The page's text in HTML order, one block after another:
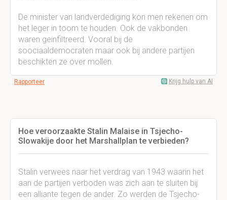
De minister van landverdediging kon men rekenen om
het leger in toom te houden. Ook de vakbonden
waren geinfiltreerd. Vooral bij de
soociaaldemocraten maar ook bij andere partijen
beschikten ze over mollen.
Rapporteer Krijg hulp van AI
Hoe veroorzaakte Stalin Malaise in Tsjecho-
Slowakije door het Marshallplan te verbieden?
Stalin verwees naar het verdrag van 1943 waarin het
aan de partijen verboden was zich aan te sluiten bij
een alliante tegen de ander. Zo werden de Tsjecho-